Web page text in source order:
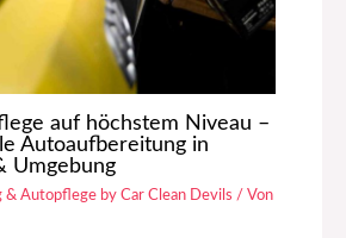
auf höchstem Niveau –
Autoaufbereitung in
Umgebung
Autopflege by Car Clean Devils / Von